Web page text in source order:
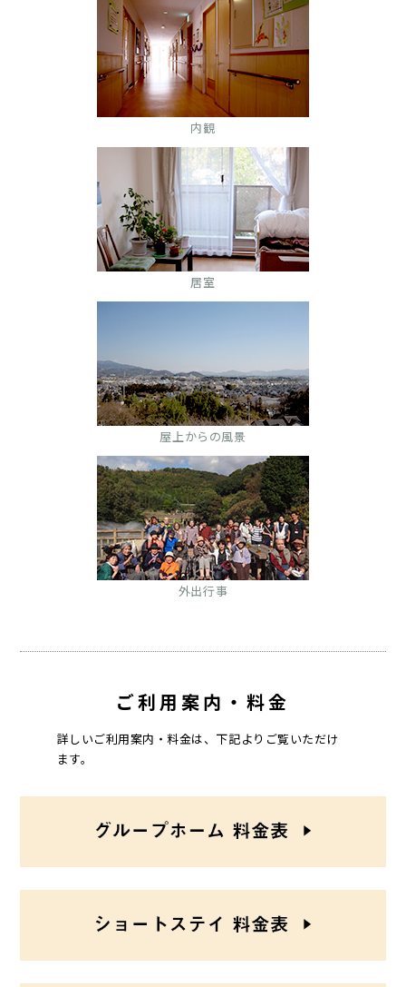
内観
居室
屋上からの風景
外出行事
ご利用案内・料金
詳しいご利用案内・料金は、下記よりご覧いただけ
ます。